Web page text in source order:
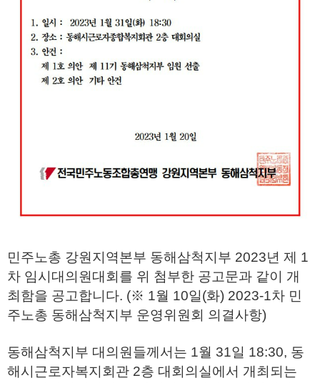
민주노총 강원지역본부 동해삼척지부 2023년 제 1
차 임시대의원대회를 위 첨부한 공고문과 같이 개
최함을 공고합니다. (※ 1월 10일(화) 2023-1차 민
주노총 동해삼척지부 운영위원회 의결사항)
동해삼척지부 대의원들께서는 1월 31일 18:30, 동
해시근로자복지회관 2층 대회의실에서 개최되는